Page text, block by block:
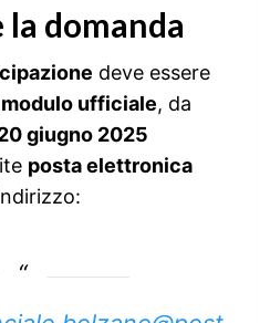
domanda
deve essere
modulo ufficiale, da
giugno 2025
posta elettronica